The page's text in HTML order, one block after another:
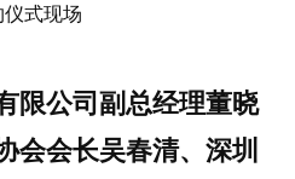
仪式现场
限公司副总经理董晓
会会长吴春清、深圳